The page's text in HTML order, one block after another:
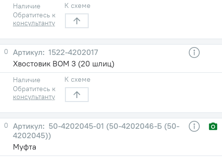
Наличие
Обратитесь к
консультанту
К схеме
0
1522-4202017
Хвостовик ВОМ 3 (20 шлиц)
Наличие
Обратитесь к
консультанту
К схеме
0
50-4202045-01 (50-4202046-Б (50-
4202045))
Муфта